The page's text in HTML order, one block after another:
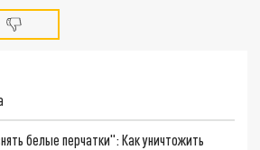
белые перчатки": Как уничтожить